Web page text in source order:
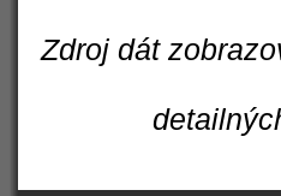
Zdroj dát